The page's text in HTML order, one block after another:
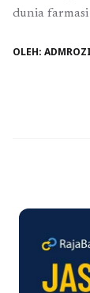
dunia
dengan
OLEH: ADMROZI